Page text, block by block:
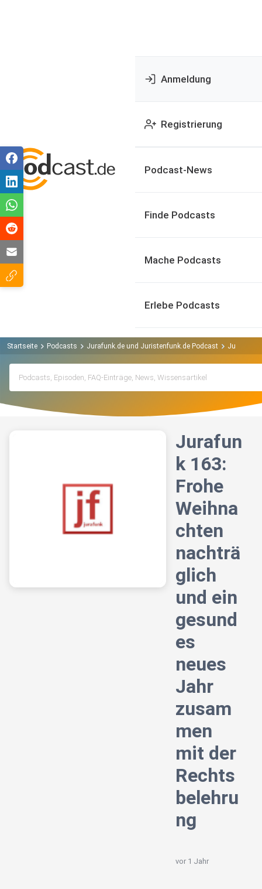
Anmeldung
Registrierung
Podcast-News
Finde Podcasts
Mache Podcasts
Erlebe Podcasts
Startseite Podcasts Jurafunk.de und Juristenfunk.de Podcast Jurafunk
Jurafun
k 163:
Frohe
Weihna
chten
nachträ
glich
und ein
gesund
es
neues
Jahr
zusam
men
mit der
Rechts
belehru
ng
vor 1 Jahr